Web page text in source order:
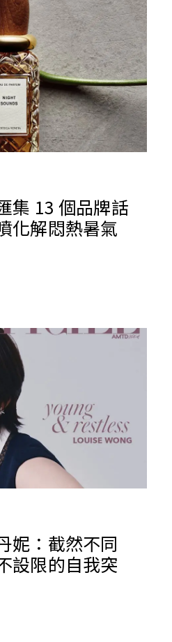
集 13 個品牌話
化解悶熱暑氣
妮：截然不同
設限的自我突